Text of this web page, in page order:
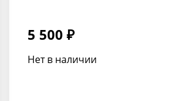
5 500 ₽
Нет в наличии